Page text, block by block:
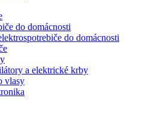
do domácnosti
do domácnosti
a elektrické krby
vlasy